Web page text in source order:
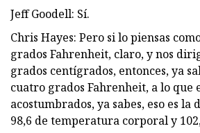
Jeff Goodell: Sí.
Chris Hayes: Pero si lo piensas
grados Fahrenheit, claro, y nos
grados centígrados, entonces, ya
cuatro grados Fahrenheit, a lo que
acostumbrados, ya sabes, eso es
98,6 de temperatura corporal y